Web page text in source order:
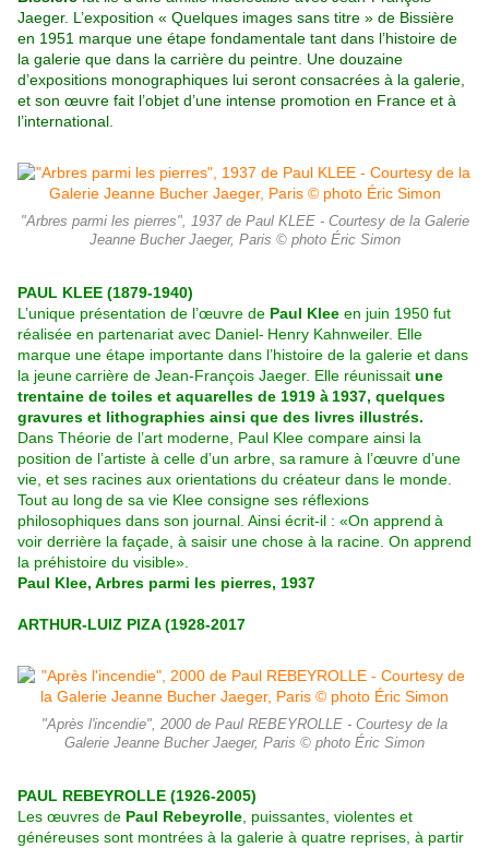
Jaeger. L’exposition « Quelques images sans titre » de Bissière
en 1951 marque une étape fondamentale tant dans l’histoire de
la galerie que dans la carrière du peintre. Une douzaine
d’expositions monographiques lui seront consacrées à la galerie,
et son œuvre fait l’objet d’une intense promotion en France et à
l’international.
"Arbres parmi les pierres", 1937 de Paul KLEE - Courtesy de la Galerie
Jeanne Bucher Jaeger, Paris © photo Éric Simon
PAUL KLEE (1879-1940)
L’unique présentation de l’œuvre de Paul Klee en juin 1950 fut
réalisée en partenariat avec Daniel- Henry Kahnweiler. Elle
marque une étape importante dans l’histoire de la galerie et dans
la jeunecarrière de Jean-François Jaeger. Elle réunissait une
trentaine de toiles et aquarelles de 1919 à 1937, quelques
gravures et lithographies ainsi que des livres illustrés.
Dans Théorie de l’art moderne, Paul Klee compare ainsi la
position de l’artiste à celle d’un arbre, sa ramure à l’œuvre d’une
vie, et ses racines aux orientations du créateur dans le monde.
Tout au long de sa vie Klee consigne ses réflexions
philosophiques dans son journal. Ainsi écrit-il : «On apprend à
voir derrière la façade, à saisir une chose à la racine. On apprend
la préhistoire du visible».
Paul Klee, Arbres parmi les pierres, 1937
ARTHUR-LUIZ PIZA (1928-2017
"Après l'incendie", 2000 de Paul REBEYROLLE - Courtesy de la
Galerie Jeanne Bucher Jaeger, Paris © photo Éric Simon
PAUL REBEYROLLE (1926-2005)
Les œuvres de Paul Rebeyrolle , puissantes, violentes et
généreuses sont montrées à la galerie à quatre reprises, à partir